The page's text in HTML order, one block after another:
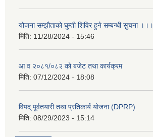
योजना सम्झौताको घुम्ती शिविर हुने सम्बन्धी सुचना ।।।
मिति: 11/28/2024 - 15:46
आ व २०८१/०८२ को बजेट तथा कार्यक्रम
मिति: 07/12/2024 - 18:08
विपद् पूर्वतयारी तथा प्रतिकार्य योजना (DPRP)
मिति: 08/29/2023 - 15:14